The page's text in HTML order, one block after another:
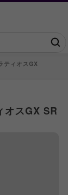
ティオスGX
オスGX SR